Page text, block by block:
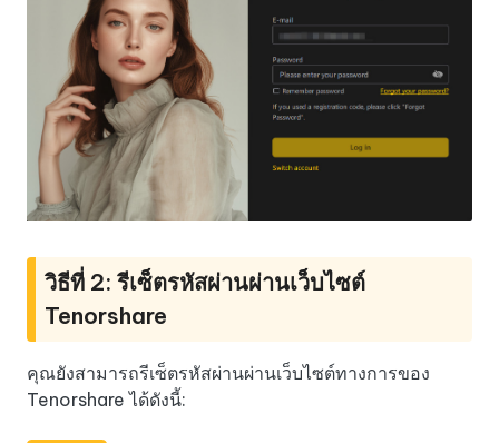
วิธีที่ 2: รีเซ็ตรหัสผ่านผ่านเว็บไซต์
Tenorshare
คุณยังสามารถรีเซ็ตรหัสผ่านผ่านเว็บไซต์ทางการของ
Tenorshare ได้ดังนี้: